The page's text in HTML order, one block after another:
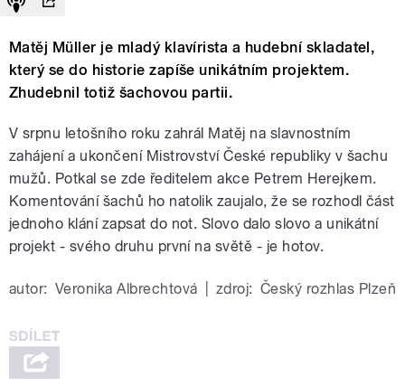
Matěj Müller je mladý klavírista a hudební skladatel,
který se do historie zapíše unikátním projektem.
Zhudebnil totiž šachovou partii.
V srpnu letošního roku zahrál Matěj na slavnostním
zahájení a ukončení Mistrovství České republiky v šachu
mužů. Potkal se zde ředitelem akce Petrem Herejkem.
Komentování šachů ho natolik zaujalo, že se rozhodl část
jednoho klání zapsat do not. Slovo dalo slovo a unikátní
projekt - svého druhu první na světě - je hotov.
autor: Veronika Albrechtová zdroj: Český rozhlas Plzeň